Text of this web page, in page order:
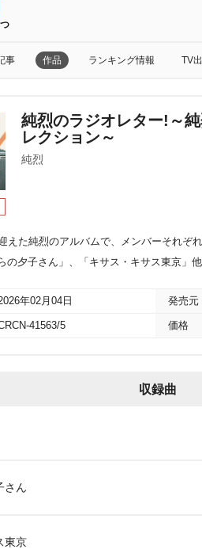
事 作品 ランキング情報 TV
純烈のラジオレター!～
レクション～
純烈
えた純烈のアルバムで、メンバーそれぞ
の夕子さん」、「キサス・キサス東京」他
年02月04日 発売元
41563/5 価格
収録曲
さん
東京